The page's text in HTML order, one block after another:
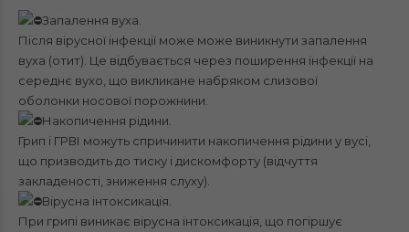
Запалення вуха.
Після вірусної інфекції може може виникнути запалення
вуха (отит). Це відбувається через поширення інфекції на
середнє вухо, що викликане набряком слизової
оболонки носової порожнини.
Накопичення рідини.
Грип і ГРВІ можуть спричинити накопичення рідини у вусі,
що призводить до тиску і дискомфорту (відчуття
закладеності, зниження слуху).
Вірусна інтоксикація.
При грипі виникає вірусна інтоксикація, що погіршує